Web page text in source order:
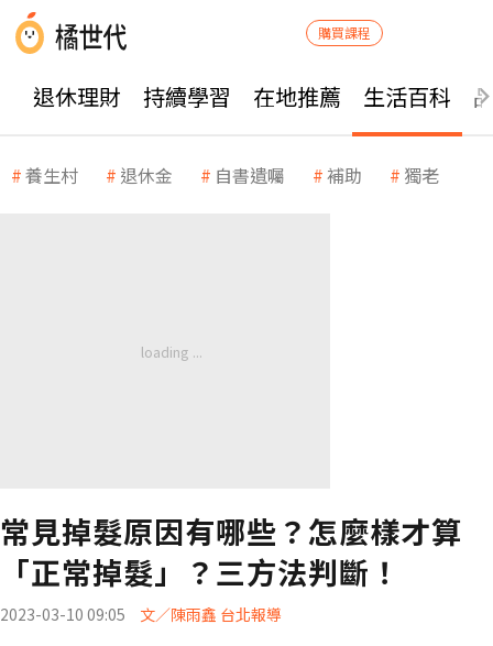
購買課程
退休理財 持續學習 在地推薦 生活百科
養生村 退休金 自書遺囑 補助 獨老
常見掉髮原因有哪些？怎麼樣才算
「正常掉髮」？三方法判斷！
2023-03-10 09:05 文／陳雨鑫 台北報導